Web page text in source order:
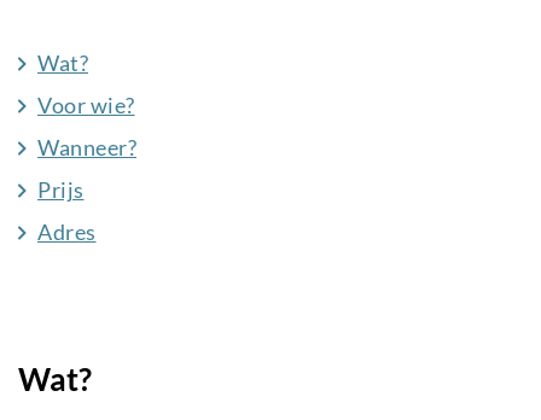
Wat?
Voor wie?
Wanneer?
Prijs
Adres
Wat?